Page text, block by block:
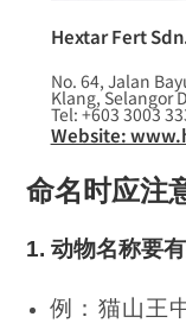
Hextar Fert
No. 64, Jalan
Klang, Selangor
Tel: +603 3003
Website:
命名时应注
1.动物名称要
例：猫山王